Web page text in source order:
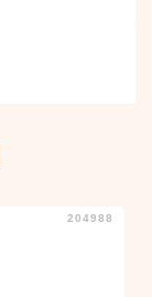
204988